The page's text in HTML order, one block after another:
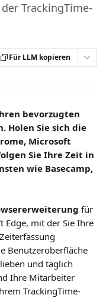
TrackingTime-
Für LLM kopieren
bevorzugten
Holen Sie sich die
Microsoft
Sie Ihre Zeit in
wie Basecamp,
für
Edge, mit der Sie Ihre
Benutzeroberfläche
und täglich
Ihre Mitarbeiter
TrackingTime-